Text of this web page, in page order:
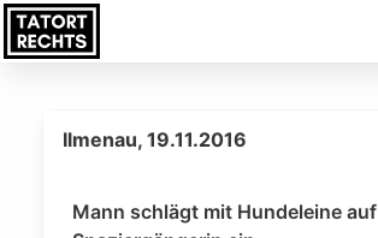
Ilmenau, 19.11.2016
Mann schlägt mit Hundeleine auf